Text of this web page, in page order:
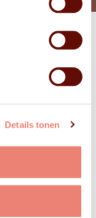
Details tonen